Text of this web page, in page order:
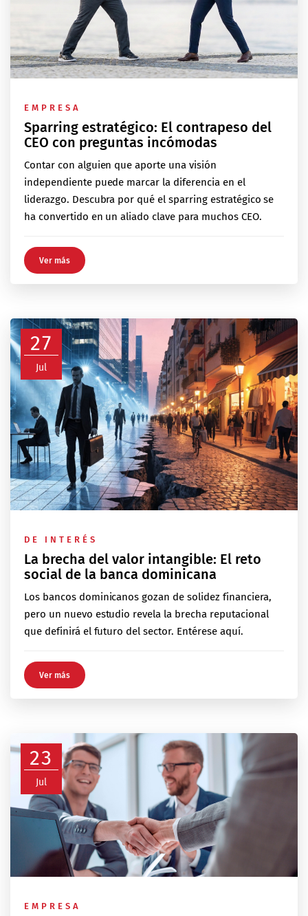
EMPRESA
Sparring estratégico: El contrapeso del
CEO con preguntas incómodas
Contar con alguien que aporte una visión
independiente puede marcar la diferencia en el
liderazgo. Descubra por qué el sparring estratégico se
ha convertido en un aliado clave para muchos CEO.
Ver más
27
Jul
DE INTERÉS
La brecha del valor intangible: El reto
social de la banca dominicana
Los bancos dominicanos gozan de solidez financiera,
pero un nuevo estudio revela la brecha reputacional
que definirá el futuro del sector. Entérese aquí.
Ver más
23
Jul
EMPRESA